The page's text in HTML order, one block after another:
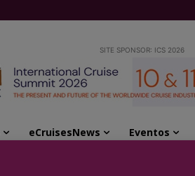
SITE SPONSOR: ICS 2026
eCruisesNews Eventos